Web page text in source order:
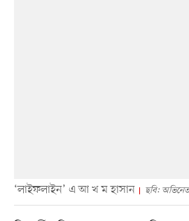
‘লাইফলাইন’ এ আ খ ম হাসান ছবি: